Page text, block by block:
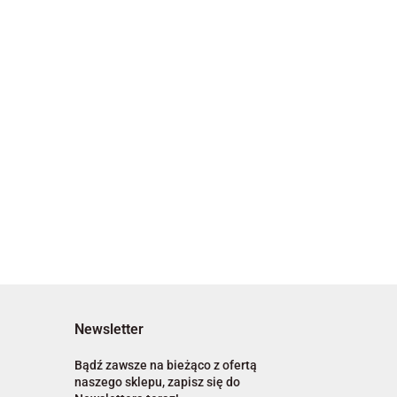
Newsletter
Bądź zawsze na bieżąco z ofertą
naszego sklepu, zapisz się do